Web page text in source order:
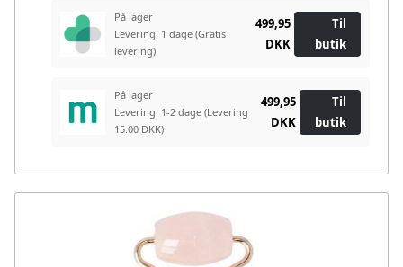
På lager
Levering: 1 dage (Gratis
levering)
499,95
DKK
Til
butik
På lager
Levering: 1-2 dage (Levering
15.00 DKK)
499,95
DKK
Til
butik